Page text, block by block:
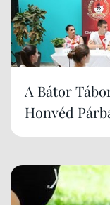
A Bátor
Honvéd